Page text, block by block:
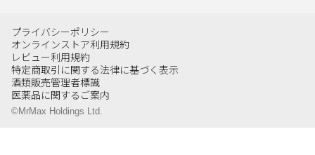
プライバシーポリシー
オンラインストア利用規約
レビュー利用規約
特定商取引に関する法律に基づく表示
酒類販売管理者標識
医薬品に関するご案内
©MrMax Holdings Ltd.